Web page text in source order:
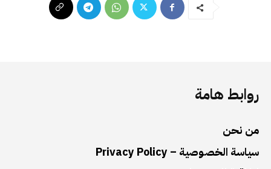
روابط هامة
من نحن
سياسة الخصوصية – Privacy Policy